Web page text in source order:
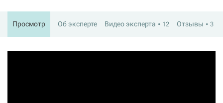
Просмотр Об эксперте Видео эксперта 12 Отзывы 3